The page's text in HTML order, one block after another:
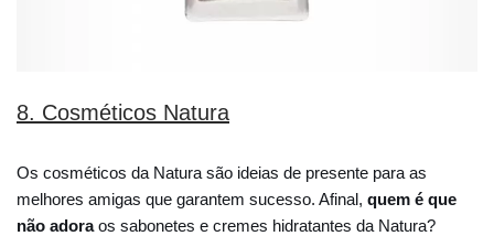
8. Cosméticos Natura
Os cosméticos da Natura são ideias de presente para as
melhores amigas que garantem sucesso. Afinal, quem é que
não adoraos sabonetes e cremes hidratantes da Natura?